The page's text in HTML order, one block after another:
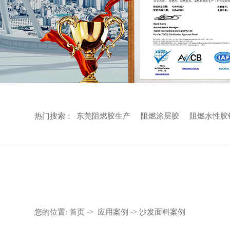
热门搜索： 东莞阻燃胶生产 阻燃涂层胶 阻燃水性胶
您的位置:首页 -> 应用案例 -> 沙发面料案例